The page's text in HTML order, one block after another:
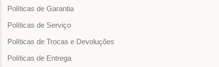
Políticas de Garantia
Políticas de Serviço
Políticas de Trocas e Devoluções
Políticas de Entrega